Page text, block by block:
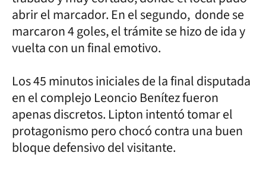
abrir el marcador. En el segundo, donde se
marcaron 4 goles, el trámite se hizo de ida y
vuelta con un final emotivo.
Los 45 minutos iniciales de la final disputada
en el complejo Leoncio Benítez fueron
apenas discretos. Lipton intentó tomar el
protagonismo pero chocó contra una buen
bloque defensivo del visitante.